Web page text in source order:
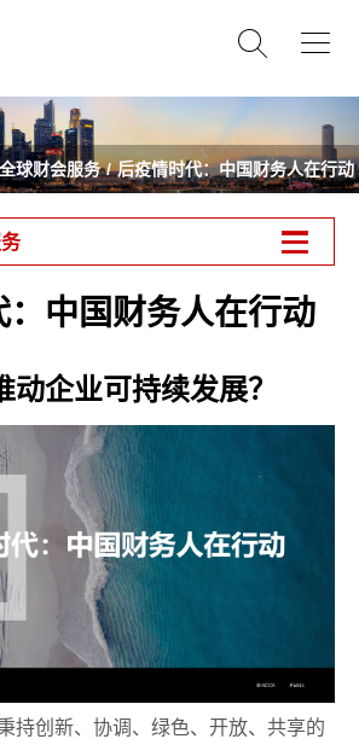
球财会服务 后疫情时代：中国财务人在行动
：中国财务人在行动
动企业可持续发展？
持创新、协调、绿色、开放、共享的